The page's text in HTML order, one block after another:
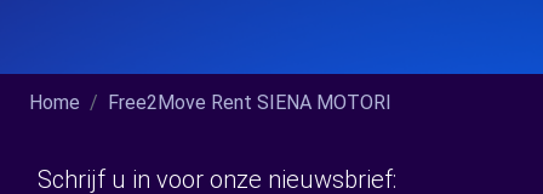
Home Free2Move Rent SIENA MOTORI
Schrijf u in voor onze nieuwsbrief: